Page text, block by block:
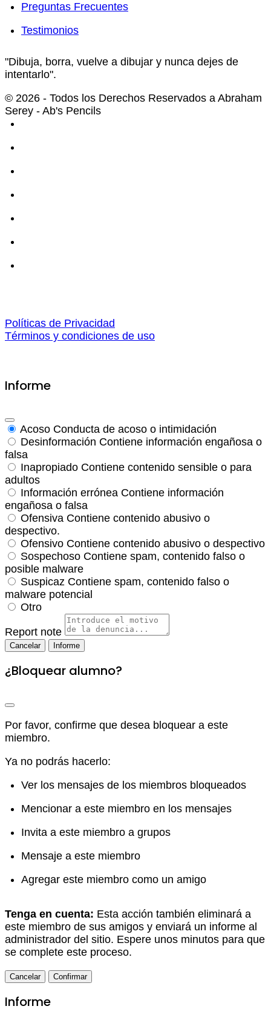
Preguntas Frecuentes
Testimonios
"Dibuja, borra, vuelve a dibujar y nunca dejes de
intentarlo".
© 2026 - Todos los Derechos Reservados a Abraham
Serey - Ab's Pencils
Políticas de Privacidad
Términos y condiciones de uso
Informe
Acoso Conducta de acoso o intimidación
Desinformación Contiene información engañosa o
falsa
Inapropiado Contiene contenido sensible o para
adultos
Información errónea Contiene información
engañosa o falsa
Ofensiva Contiene contenido abusivo o
despectivo.
Ofensivo Contiene contenido abusivo o despectivo
Sospechoso Contiene spam, contenido falso o
posible malware
Suspicaz Contiene spam, contenido falso o
malware potencial
Otro
Report note
Informe
¿Bloquear alumno?
Por favor, confirme que desea bloquear a este
miembro.
Ya no podrás hacerlo:
Ver los mensajes de los miembros bloqueados
Mencionar a este miembro en los mensajes
Invita a este miembro a grupos
Mensaje a este miembro
Agregar este miembro como un amigo
Tenga en cuenta: Esta acción también eliminará a
este miembro de sus amigos y enviará un informe al
administrador del sitio. Espere unos minutos para que
se complete este proceso.
Confirmar
Informe